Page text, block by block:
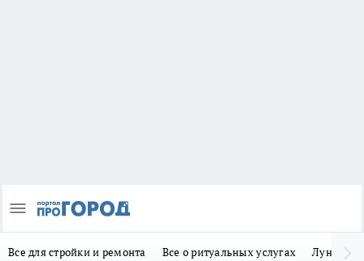
Все для стройки и ремонта Все о ритуальных услугах Лунно-